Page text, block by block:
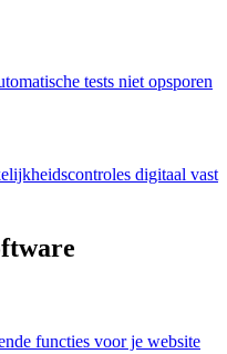
tests niet opsporen
digitaal vast
functies voor je website